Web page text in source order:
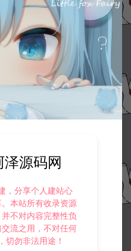
源码网
，分享个人建站心
本站所有收录资源
不对内容完整性负
流之用，不对任何
切勿非法用途！